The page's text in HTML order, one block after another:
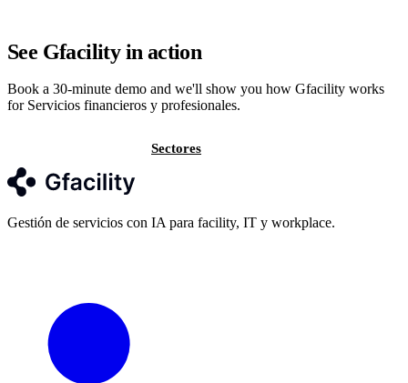
See Gfacility in action
Book a 30-minute demo and we'll show you how Gfacility works
for Servicios financieros y profesionales.
Sectores
Gestión de servicios con IA para facility, IT y workplace.